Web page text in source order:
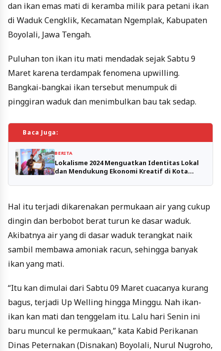
dan ikan emas mati di keramba milik para petani ikan
di Waduk Cengklik, Kecamatan Ngemplak, Kabupaten
Boyolali, Jawa Tengah.
Puluhan ton ikan itu mati mendadak sejak Sabtu 9
Maret karena terdampak fenomena upwilling.
Bangkai-bangkai ikan tersebut menumpuk di
pinggiran waduk dan menimbulkan bau tak sedap.
Baca Juga:
BERITA
Lokalisme 2024 Menguatkan Identitas Lokal
dan Mendukung Ekonomi Kreatif di Kota
Hal itu terjadi dikarenakan permukaan air yang cukup
dingin dan berbobot berat turun ke dasar waduk.
Akibatnya air yang di dasar waduk terangkat naik
sambil membawa amoniak racun, sehingga banyak
ikan yang mati.
“Itu kan dimulai dari Sabtu 09 Maret cuacanya kurang
bagus, terjadi Up Welling hingga Minggu. Nah ikan-
ikan kan mati dan tenggelam itu. Lalu hari Senin ini
baru muncul ke permukaan,” kata Kabid Perikanan
Dinas Peternakan (Disnakan) Boyolali, Nurul Nugroho,